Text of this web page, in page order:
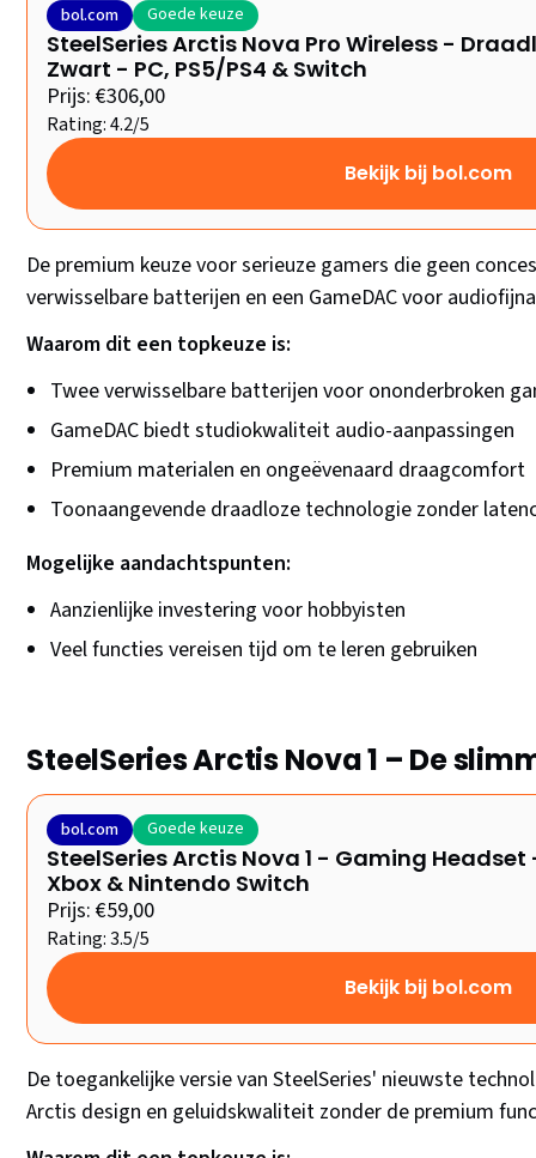
bol.com Goede keuze
SteelSeries Arctis Nova Pro Wireless -
Zwart - PC, PS5/PS4 & Switch
Prijs: €306,00
Rating: 4.2/5
Bekijk bij bol.com
De premium keuze voor serieuze gamers die geen
verwisselbare batterijen en een GameDAC voor
Waarom dit een topkeuze is:
Twee verwisselbare batterijen voor ononderbroken
GameDAC biedt studiokwaliteit audio-aanpassingen
Premium materialen en ongeëvenaard draagcomfort
Toonaangevende draadloze technologie zonder
Mogelijke aandachtspunten:
Aanzienlijke investering voor hobbyisten
Veel functies vereisen tijd om te leren gebruiken
SteelSeries Arctis Nova 1 – De
bol.com Goede keuze
SteelSeries Arctis Nova 1 - Gaming Headset
Xbox & Nintendo Switch
Prijs: €59,00
Rating: 3.5/5
Bekijk bij bol.com
De toegankelijke versie van SteelSeries' nieuwste
Arctis design en geluidskwaliteit zonder de premium